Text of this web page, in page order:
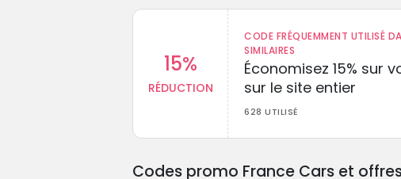
15%
RÉDUCTION
CODE FRÉQUEMMENT UTILISÉ
SIMILAIRES
Économisez 15% sur
sur le site entier
628 UTILISÉ
Codes promo France Cars et